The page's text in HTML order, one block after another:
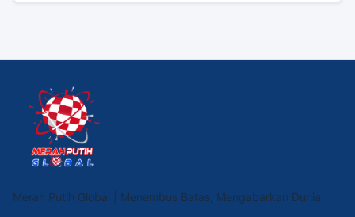
Merah Putih Global | Menembus Batas, Mengabarkan Dunia